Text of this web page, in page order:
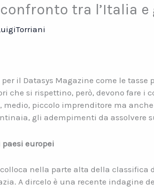
tra l’Italia
il Datasys Magazine come le tasse
che si rispettino, però, devono fare i
piccolo imprenditore ma
gli adempimenti da assolvere
europei
nella parte alta della classifica
A dircelo è una recente indagine